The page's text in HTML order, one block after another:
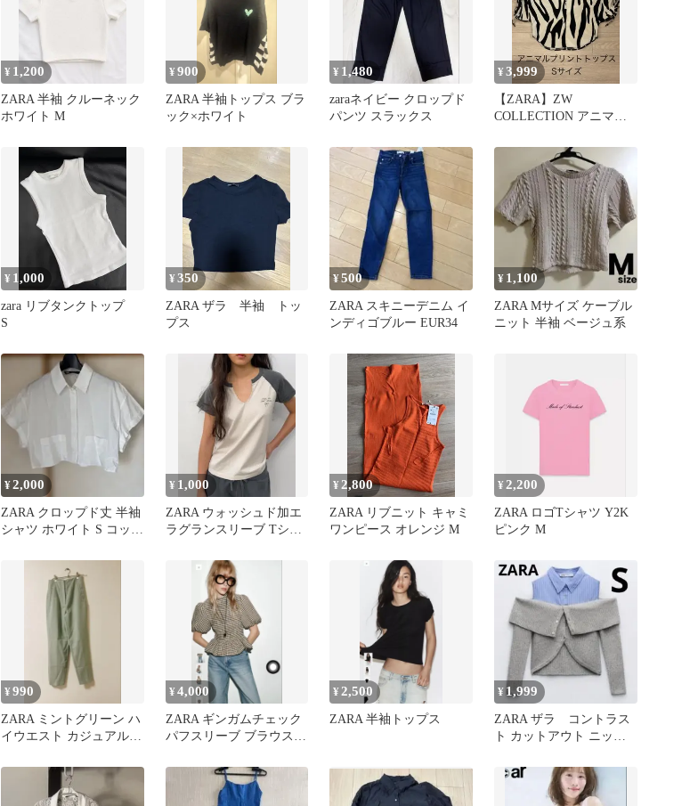
¥ 1,200
ZARA 半袖 クルーネック
ホワイト M
¥900
ZARA 半袖トップス ブラ
ック×ホワイト
¥ 1,480
zaraネイビー クロップド
パンツ スラックス
¥3,999
【ZARA】ZW
COLLECTION アニマル
S（7〜9号
¥ 1,000
zara リブタンクトップ
S
¥350
ZARA ザラ 半袖 トッ
プス
¥500
ZARA スキニーデニム イ
ンディゴブルー EUR34
¥ 1,100
ZARA Mサイズ ケーブル
ニット 半袖 ベージュ系
¥2,000
ZARA クロップド丈 半袖
シャツ ホワイト S コット
¥ 1,000
ZARA ウォッシュド加エ
ラグランスリーブ Tシャ
¥ 2,800
ZARA リブニット キャミ
ワンピース オレンジ M
¥2,200
ZARA ロゴTシャツ Y2K
ピンク M
¥990
ZARA ミントグリーン ハ
イウエスト カジュアルパ
¥4,000
ZARA ギンガムチェック
パフスリーブ ブラウス
¥ 2,500
ZARA 半袖トップス
¥ 1,999
ZARA ザラ コントラス
ト カットアウト ニット